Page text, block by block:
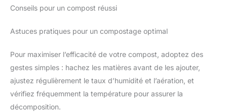
Conseils pour un compost réussi
Astuces pratiques pour un compostage optimal
Pour maximiser l’efficacité de votre compost, adoptez des
gestes simples : hachez les matières avant de les ajouter,
ajustez régulièrement le taux d’humidité et l’aération, et
vérifiez fréquemment la température pour assurer la
décomposition.